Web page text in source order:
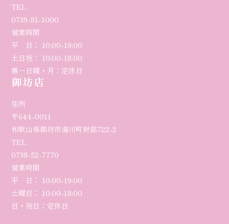
TEL
0739-81-1000
営業時間
平 日： 10:00-19:00
土日祝： 10:00-18:00
第一日曜・月：定休日
御坊店
住所
〒644-0011
和歌山県御坊市湯川町財部722-2
TEL
0738-52-7770
営業時間
平 日： 10:00-19:00
土曜日 ： 10:00-18:00
日・祝日：定休日